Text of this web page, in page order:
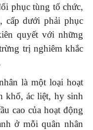
phục tùng tổ chức,
cấp dưới phải phục
quyết với những
trị nghiêm khắc
là một loại hoạt
khổ, ác liệt, hy sinh
cao của hoạt động
ở mỗi quân nhân